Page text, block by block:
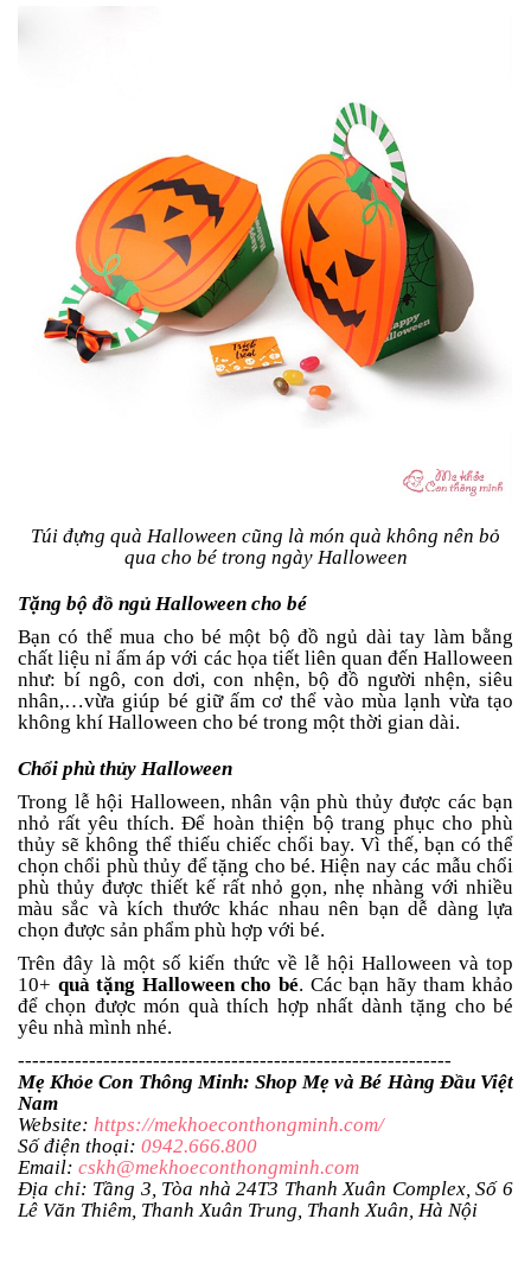
Túi đựng quà Halloween cũng là món quà không nên bỏ
qua cho bé trong ngày Halloween
Tặng bộ đồ ngủ Halloween cho bé
Bạn có thể mua cho bé một bộ đồ ngủ dài tay làm bằng
chất liệu nỉ ấm áp với các họa tiết liên quan đến Halloween
như: bí ngô, con dơi, con nhện, bộ đồ người nhện, siêu
nhân,…vừa giúp bé giữ ấm cơ thể vào mùa lạnh vừa tạo
không khí Halloween cho bé trong một thời gian dài.
Chổi phù thủy Halloween
Trong lễ hội Halloween, nhân vận phù thủy được các bạn
nhỏ rất yêu thích. Để hoàn thiện bộ trang phục cho phù
thủy sẽ không thể thiếu chiếc chổi bay. Vì thế, bạn có thể
chọn chổi phù thủy để tặng cho bé. Hiện nay các mẫu chổi
phù thủy được thiết kế rất nhỏ gọn, nhẹ nhàng với nhiều
màu sắc và kích thước khác nhau nên bạn dễ dàng lựa
chọn được sản phẩm phù hợp với bé.
Trên đây là một số kiến thức về lễ hội Halloween và top
10+ quà tặng Halloween cho bé. Các bạn hãy tham khảo
để chọn được món quà thích hợp nhất dành tặng cho bé
yêu nhà mình nhé.
-------------------------------------------------------------
Mẹ Khỏe Con Thông Minh: Shop Mẹ và Bé Hàng Đầu Việt
Nam
Website: https://mekhoeconthongminh.com/
Số điện thoại: 0942.666.800
Email: cskh@mekhoeconthongminh.com
Địa chỉ: Tầng 3, Tòa nhà 24T3 Thanh Xuân Complex, Số 6
Lê Văn Thiêm, Thanh Xuân Trung, Thanh Xuân, Hà Nội